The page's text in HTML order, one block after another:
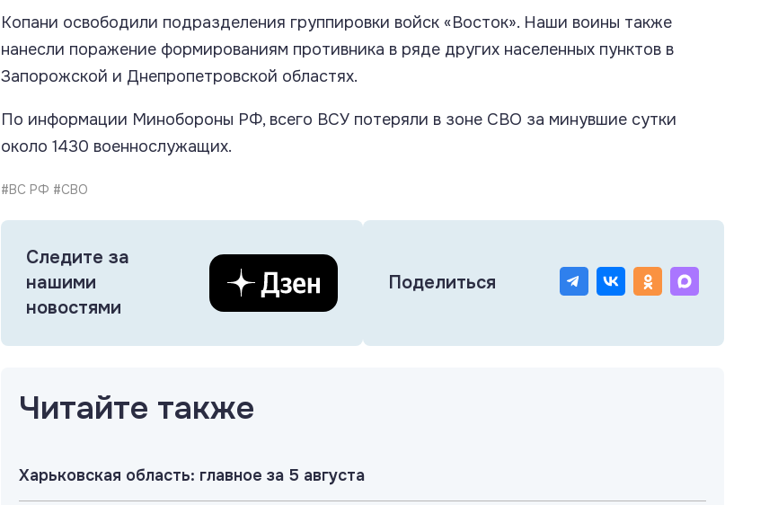
Копани освободили подразделения группировки войск «Восток». Наши воины также
нанесли поражение формированиям противника в ряде других населенных пунктов в
Запорожской и Днепропетровской областях.
По информации Минобороны РФ, всего ВСУ потеряли в зоне СВО за минувшие сутки
около 1430 военнослужащих.
#ВС РФ #СВО
Следите за
нашими
новостями
Поделиться
Читайте также
Харьковская область: главное за 5 августа